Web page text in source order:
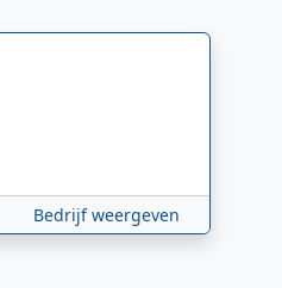
Bedrijf weergeven